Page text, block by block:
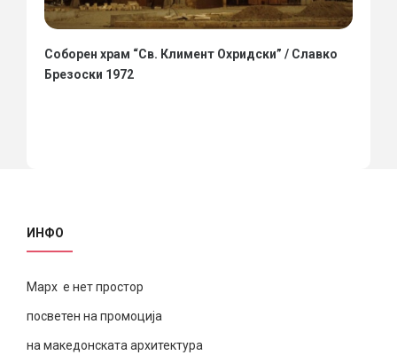
Соборен храм “Св. Климент Охридски” / Славко
Брезоски 1972
ИНФО
Марх е нет простор
посветен на промоција
на македонската архитектура